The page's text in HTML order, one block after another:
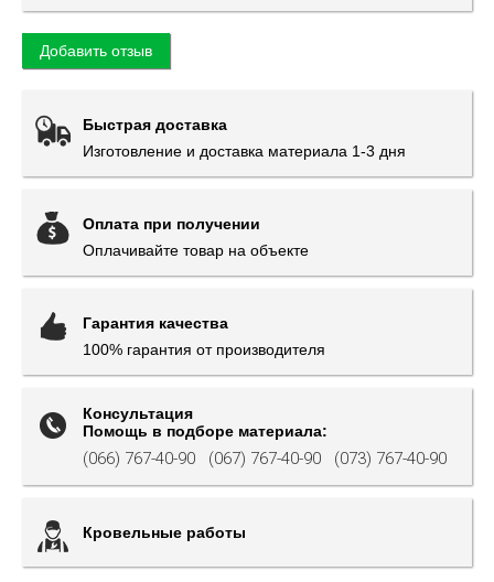
Добавить отзыв
Быстрая доставка
Изготовление и доставка материала 1-3 дня
Оплата при получении
Оплачивайте товар на объекте
Гарантия качества
100% гарантия от производителя
Консультация
Помощь в подборе материала:
(066) 767-40-90 (067) 767-40-90 (073) 767-40-90
Кровельные работы